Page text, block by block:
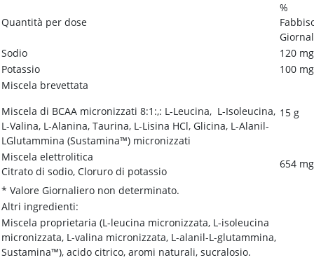
Quantità per dose
%
Sodio
120 mg
Potassio
100 mg
Miscela brevettata
Miscela di BCAA micronizzati 8:1:,: L-Leucina, L-Isoleucina,
L-Valina, L-Alanina, Taurina, L-Lisina HCl, Glicina, L-Alanil-
LGlutammina (Sustamina™) micronizzati
15 g
Miscela elettrolitica
Citrato di sodio, Cloruro di potassio
654 mg
* Valore Giornaliero non determinato.
Altri ingredienti:
Miscela proprietaria (L-leucina micronizzata, L-isoleucina
micronizzata, L-valina micronizzata, L-alanil-L-glutammina,
Sustamina™), acido citrico, aromi naturali, sucralosio.